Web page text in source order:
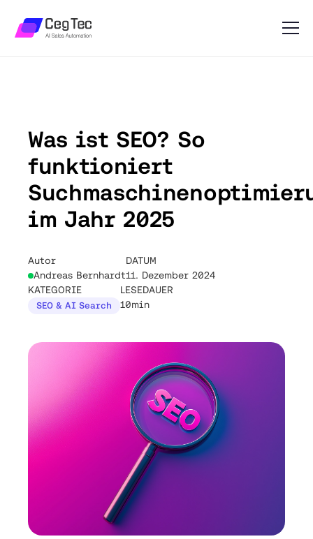
Was ist SEO? So
funktioniert
im Jahr 2025
Autor
Andreas Bernhardt
DATUM
11. Dezember 2024
KATEGORIE
SEO & AI Search
LESEDAUER
10min